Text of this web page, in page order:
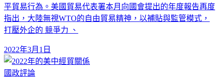
平貿易行為。美國貿易代表署本月向國會提出的年度報告再度
指出，大陸無視WTO的自由貿易精神，以補貼與監管模式，
打壓外企的 競爭力 、
2022年3月1日
國政評論